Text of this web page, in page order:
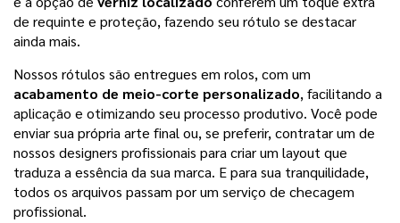
de requinte e proteção, fazendo seu rótulo se destacar
ainda mais.
Nossos rótulos são entregues em rolos, com um
acabamento de meio-corte personalizado, facilitando a
aplicação e otimizando seu processo produtivo. Você pode
enviar sua própria arte final ou, se preferir, contratar um de
nossos designers profissionais para criar um layout que
traduza a essência da sua marca. E para sua tranquilidade,
todos os arquivos passam por um serviço de checagem
profissional.